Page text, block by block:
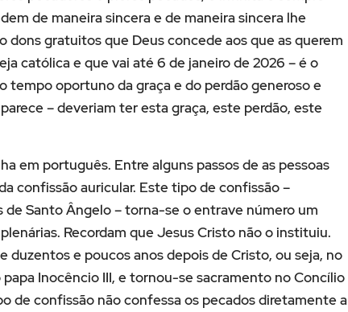
de maneira sincera e de maneira sincera lhe
dons gratuitos que Deus concede aos que as querem
católica e que vai até 6 de janeiro de 2026 – é o
tempo oportuno da graça e do perdão generoso e
– deveriam ter esta graça, este perdão, este
em português. Entre alguns passos de as pessoas
confissão auricular. Este tipo de confissão –
Santo Ângelo – torna-se o entrave número um
Recordam que Jesus Cristo não o instituiu.
e poucos anos depois de Cristo, ou seja, no
Inocêncio III, e tornou-se sacramento no Concílio
de confissão não confessa os pecados diretamente a